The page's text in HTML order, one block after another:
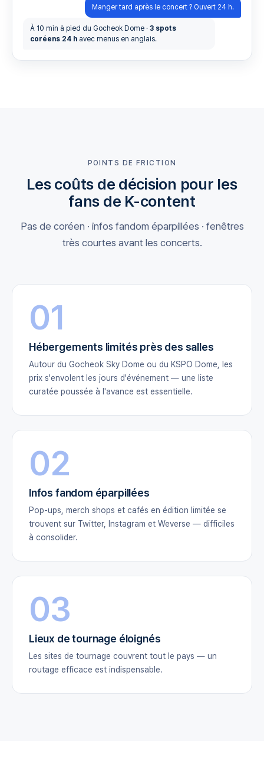
Manger tard après le concert ? Ouvert 24 h.
À 10 min à pied du Gocheok Dome · 3 spots
coréens 24 h avec menus en anglais.
POINTS DE FRICTION
Les coûts de décision pour les
fans de K-content
Pas de coréen · infos fandom éparpillées · fenêtres
très courtes avant les concerts.
01
Hébergements limités près des salles
Autour du Gocheok Sky Dome ou du KSPO Dome, les
prix s'envolent les jours d'événement — une liste
curatée poussée à l'avance est essentielle.
02
Infos fandom éparpillées
Pop-ups, merch shops et cafés en édition limitée se
trouvent sur Twitter, Instagram et Weverse — difficiles
à consolider.
03
Lieux de tournage éloignés
Les sites de tournage couvrent tout le pays — un
routage efficace est indispensable.